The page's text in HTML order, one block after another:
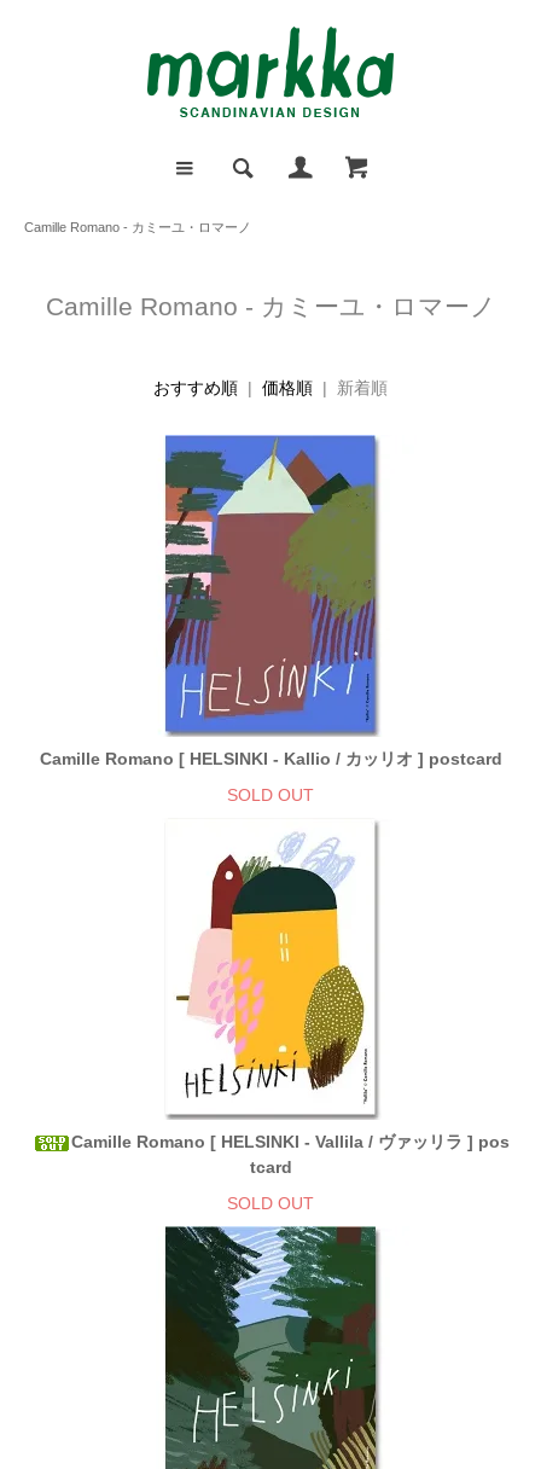
Camille Romano - カミーユ・ロマーノ
Camille Romano - カミーユ・ロマーノ
おすすめ順 | 価格順 | 新着順
Camille Romano [ HELSINKI - Kallio / カッリオ ] postcard
SOLD OUT
Camille Romano [ HELSINKI - Vallila / ヴァッリラ ] pos
tcard
SOLD OUT